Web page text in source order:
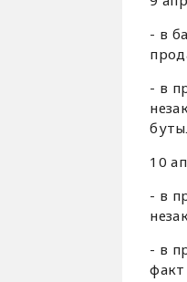
- в
- в
10
- в
- в